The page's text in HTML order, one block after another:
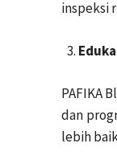
inspeksi
PAFIKA
dan
lebih